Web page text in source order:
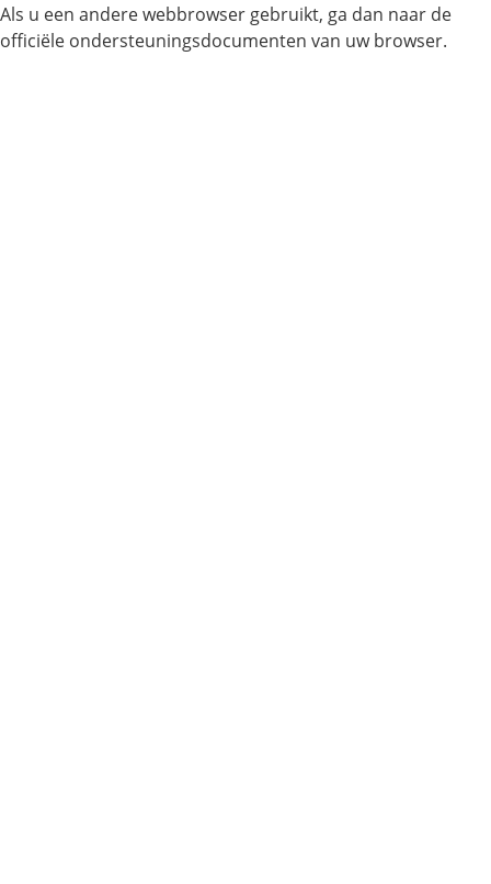
Als u een andere webbrowser gebruikt, ga dan naar de
officiële ondersteuningsdocumenten van uw browser.